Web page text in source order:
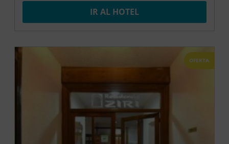
IR AL HOTEL
OFERTA